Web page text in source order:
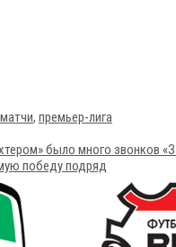
матчи, премьер-лига
было много звонков
победу подряд